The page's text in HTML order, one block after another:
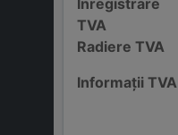
Înregistrare
TVA
Radiere TVA
Informații TVA